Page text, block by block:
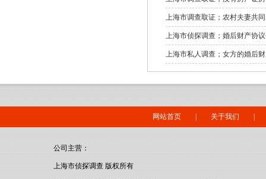
上海市调查取证；农村夫妻共
上海市侦探调查；婚后财产协
上海市私人调查；女方的婚后
网站首页 关于我们
公司主营：
上海市侦探调查 版权所有